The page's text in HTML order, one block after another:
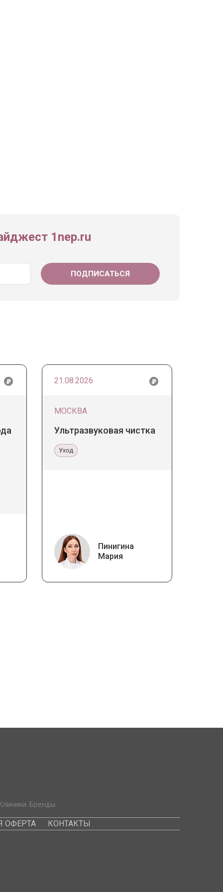
1nep.ru
21.08.2026
МОСКВА
Ультразвуковая чистка
Уход
Пинигина
Мария
Бренды.
ОФЕРТА КОНТАКТЫ